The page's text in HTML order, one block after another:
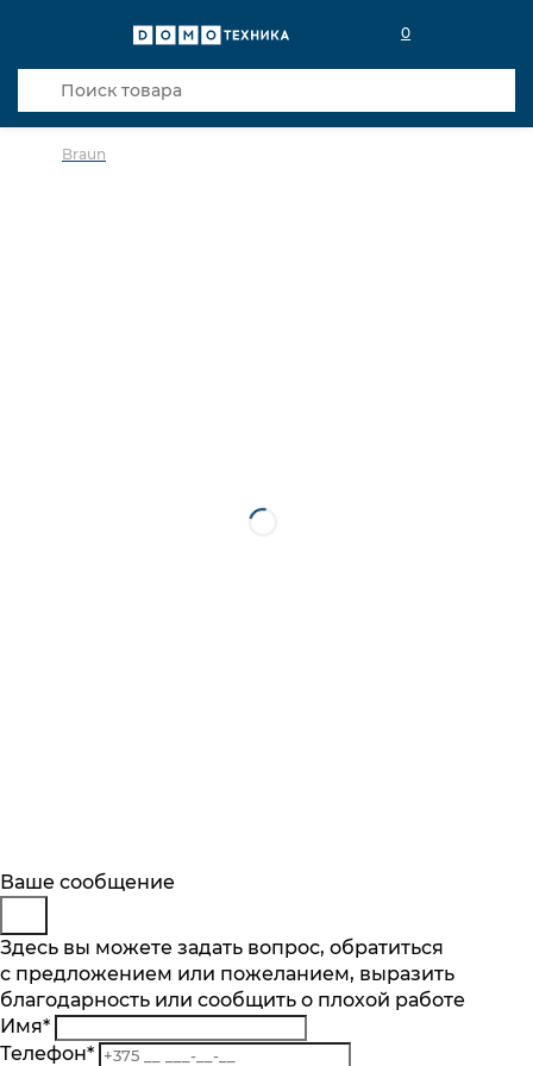
0
Braun
Описание
Отзывы
Основные характеристики
Количество скоростей, шт.
2
Количество насадок, шт.
Будьте в курсе
Подпишитесь на последние обновления
и узнавайте о новинках и специальных
предложениях первыми
Подписаться
Заказ обратного звонка
Представьтесь
Телефон*
Комментарий
Ваше сообщение
Здесь вы можете задать вопрос, обратиться
с предложением или пожеланием, выразить
благодарность или сообщить о плохой работе
Имя*
Телефон*